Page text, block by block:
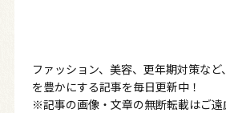
ファッション、美容、更年期対策な
を豊かにする記事を毎日更新中！
※記事の画像・文章の無断転載はご遠